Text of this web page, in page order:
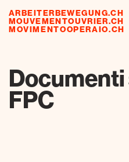
ARBEITERBEWEGUNG.CH
MOUVEMENTOUVRIER.CH
MOVIMENTOOPERAIO.CH
ressourcen
FPC